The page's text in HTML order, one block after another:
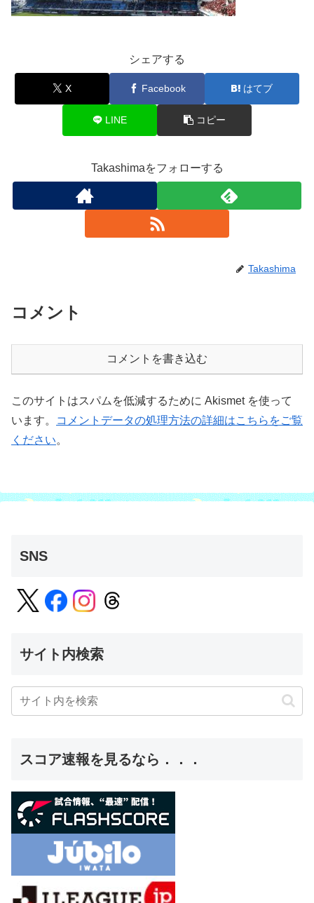
シェアする
X Facebook はてブ
LINE コピー
Takashimaをフォローする
Takashima
コメント
コメントを書き込む
このサイトはスパムを低減するために Akismet を使って
います。
コメントデータの処理方法の詳細はこちらをご覧
ください。
SNS
サイト内検索
スコア速報を見るなら．．．